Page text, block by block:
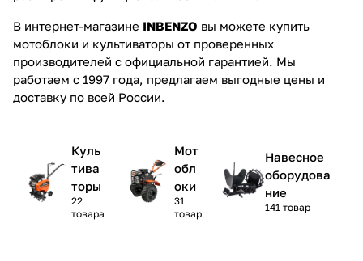
В интернет-магазине INBENZO вы можете купить
мотоблоки и культиваторы от проверенных
производителей с официальной гарантией. Мы
работаем с 1997 года, предлагаем выгодные цены и
доставку по всей России.
Куль
тива
торы
22
товара
Мот
обл
оки
31
товар
Навесное
оборудова
ние
141 товар